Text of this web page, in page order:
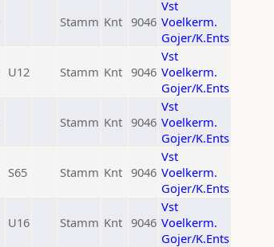
Stamm Knt 9046
Vst
Voelkerm.
Gojer/K.Ents
U12 Stamm Knt 9046
Vst
Voelkerm.
Gojer/K.Ents
Stamm Knt 9046
Vst
Voelkerm.
Gojer/K.Ents
S65 Stamm Knt 9046
Vst
Voelkerm.
Gojer/K.Ents
U16 Stamm Knt 9046
Vst
Voelkerm.
Gojer/K.Ents